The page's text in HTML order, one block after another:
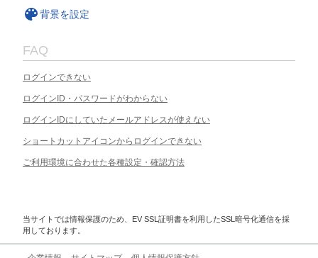
背景を設定
FAQ
ログインできない
ログインID・パスワードがわからない
ログインIDにしていたメールアドレスが使えない
ショートカットアイコンからログインできない
ご利用環境に合わせた各種設定・確認方法
当サイトでは情報保護のため、EV SSL証明書を利用したSSL暗号化通信を採
用しております。